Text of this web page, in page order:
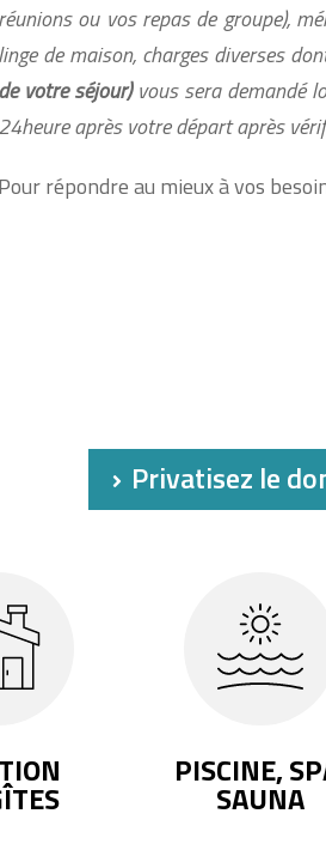
réunions ou vos repas de groupe),
linge de maison, charges diverses
de votre séjour)vous sera demandé
24heure après votre départ après
Pour répondre au mieux à vos
Privatisez le
PISCINE,
SAUNA